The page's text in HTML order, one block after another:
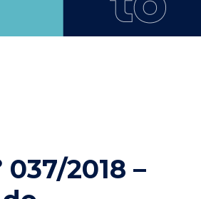
2018 –